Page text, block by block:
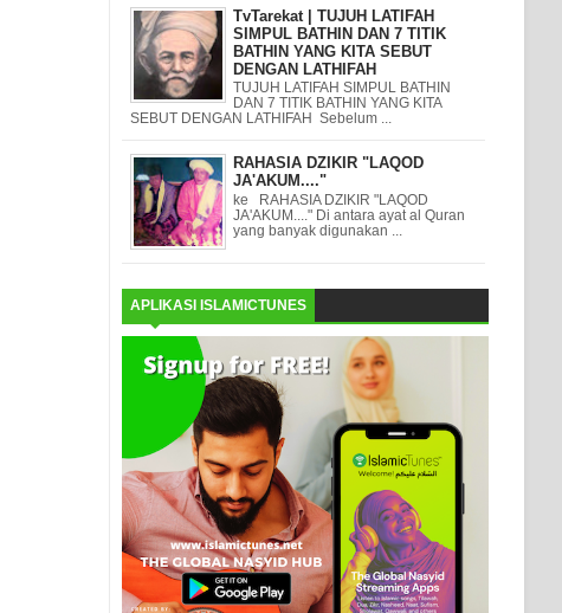
TvTarekat | TUJUH LATIFAH
SIMPUL BATHIN DAN 7 TITIK
BATHIN YANG KITA SEBUT
DENGAN LATHIFAH
TUJUH LATIFAH SIMPUL BATHIN
DAN 7 TITIK BATHIN YANG KITA
SEBUT DENGAN LATHIFAH Sebelum ...
RAHASIA DZIKIR "LAQOD
JA'AKUM...."
ke RAHASIA DZIKIR "LAQOD
JA'AKUM...." Di antara ayat al Quran
yang banyak digunakan ...
APLIKASI ISLAMICTUNES